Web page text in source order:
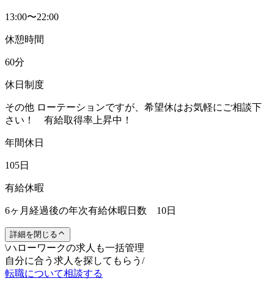
13:00〜22:00
休憩時間
60分
休日制度
その他 ローテーションですが、希望休はお気軽にご相談下
さい！ 有給取得率上昇中！
年間休日
105日
有給休暇
6ヶ月経過後の年次有給休暇日数 10日
詳細を閉じる
\ハローワークの求人も一括管理
自分に合う求人を探してもらう /
転職について相談する